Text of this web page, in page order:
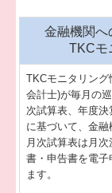
金融機関へ
TKCモ
TKCモニタリン
会計士)が毎月の
次試算表、年度
に基づいて、金融
月次試算表は月
書・申告書を電
ます。